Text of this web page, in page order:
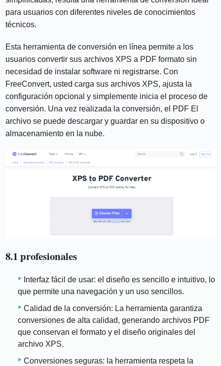
para usuarios con diferentes niveles de conocimientos
técnicos.
Esta herramienta de conversión en línea permite a los
usuarios convertir sus archivos XPS a PDF formato sin
necesidad de instalar software ni registrarse. Con
FreeConvert, usted carga sus archivos XPS, ajusta la
configuración opcional y simplemente inicia el proceso de
conversión. Una vez realizada la conversión, el PDF El
archivo se puede descargar y guardar en su dispositivo o
almacenamiento en la nube.
8.1 profesionales
Interfaz fácil de usar: el diseño es sencillo e intuitivo, lo
que permite una navegación y un uso sencillos.
Calidad de la conversión: La herramienta garantiza
conversiones de alta calidad, generando archivos PDF
que conservan el formato y el diseño originales del
archivo XPS.
Conversiones seguras: la herramienta respeta la